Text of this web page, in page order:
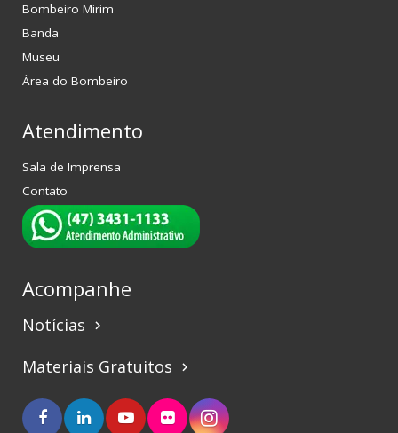
Bombeiro Mirim
Banda
Museu
Área do Bombeiro
Atendimento
Sala de Imprensa
Contato
Acompanhe
Notícias keyboard_arrow_right
Materiais Gratuitos keyboard_arrow_right